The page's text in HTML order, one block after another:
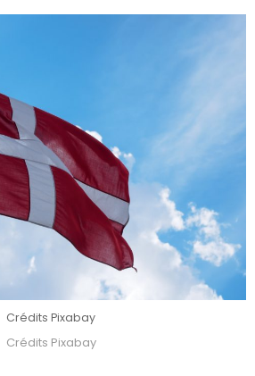
Crédits Pixabay
Crédits Pixabay